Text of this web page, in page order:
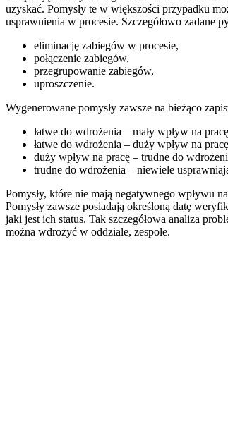
uzyskać. Pomysły te w większości przypadku
usprawnienia w procesie. Szczegółowo zadane
eliminację zabiegów w procesie,
połączenie zabiegów,
przegrupowanie zabiegów,
uproszczenie.
Wygenerowane pomysły zawsze na bieżąco
łatwe do wdrożenia – mały wpływ na
łatwe do wdrożenia – duży wpływ na
duży wpływ na pracę – trudne do
trudne do wdrożenia – niewiele
Pomysły, które nie mają negatywnego wpływu
Pomysły zawsze posiadają określoną datę
jaki jest ich status. Tak szczegółowa analiza
można wdrożyć w oddziale, zespole.